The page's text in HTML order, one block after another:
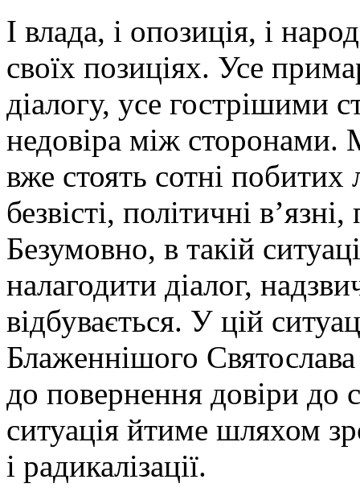
І влада, і опозиція, і
своїх позиціях. Усе
діалогу, усе гострішими
недовіра між сторонами.
вже стоять сотні
безвісті, політичні
Безумовно, в такій
налагодити діалог,
відбувається. У цій
Блажeннішого
до повернення довіри до
ситуація йтиме шляхом
і радикалізації.